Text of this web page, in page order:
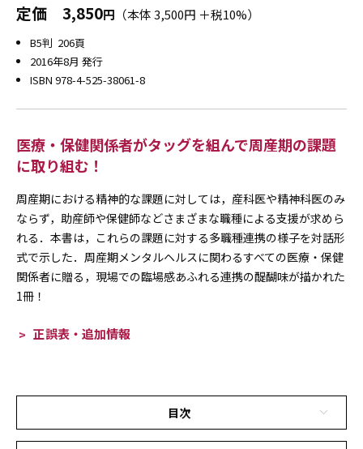
定価 3,850円 （本体 3,500円 ＋税10%）
B5判 206頁
2016年8月 発行
ISBN 978-4-525-38061-8
医療・保健関係者がタッグを組んで周産期の課題
に取り組む！
周産期における精神的な課題に対しては，産科医や精神科医のみ
ならず，助産師や保健師などさまざまな職種による支援が求めら
れる．本書は，これらの課題に対する多職種連携の様子を対話形
式で示した．周産期メンタルヘルスに関わるすべての医療・保健
関係者に贈る，現場での臨場感あふれる連携の醍醐味が描かれた
1冊！
正誤表・追加情報
目次